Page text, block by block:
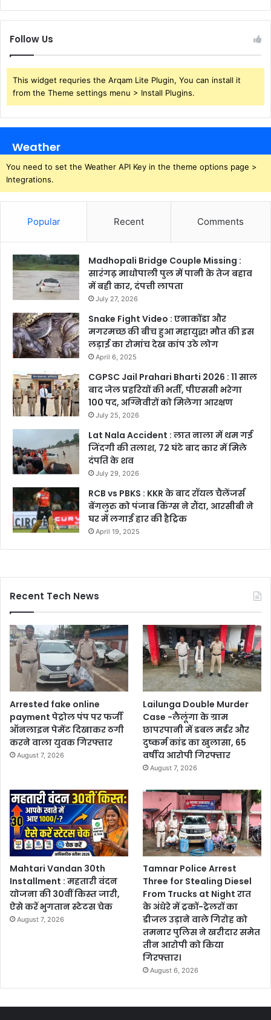
Follow Us
This widget requries the Arqam Lite Plugin, You can install it
from the Theme settings menu > Install Plugins.
Weather
You need to set the Weather API Key in the theme options page >
Integrations.
Popular Recent Comments
Madhopali Bridge Couple Missing :
सारंगढ़ माधोपाली पुल में पानी के तेज बहाव
में बही कार, दंपत्ती लापता
July 27, 2026
Snake Fight Video : एनाकोंडा और
मगरमच्छ की बीच हुआ महायुद्ध! मौत की इस
लड़ाई का रोमांच देख कांप उठे लोग
April 6, 2025
CGPSC Jail Prahari Bharti 2026 : 11 साल
बाद जेल प्रहरियों की भर्ती, पीएससी भरेगा
100 पद, अग्निवीरों को मिलेगा आरक्षण
July 25, 2026
Lat Nala Accident : लात नाला में थम गई
जिंदगी की तलाश, 72 घंटे बाद कार में मिले
दंपति के शव
July 29, 2026
RCB vs PBKS : KKR के बाद रॉयल चैलेंजर्स
बेंगलुरु को पंजाब किंग्स ने रौंदा, आरसीबी ने
घर में लगाई हार की हैट्रिक
April 19, 2025
Recent Tech News
Arrested fake online
payment पेट्रोल पंप पर फर्जी
ऑनलाइन पेमेंट दिखाकर ठगी
करने वाला युवक गिरफ्तार
August 7, 2026
Lailunga Double Murder
Case -लैलूंगा के ग्राम
छापरपानी में डबल मर्डर और
दुष्कर्म कांड का खुलासा, 65
वर्षीय आरोपी गिरफ्तार
August 7, 2026
Mahtari Vandan 30th
Installment : महतारी वंदन
योजना की 30वीं किस्त जारी,
ऐसे करें भुगतान स्टेटस चेक
August 7, 2026
Tamnar Police Arrest
Three for Stealing Diesel
From Trucks at Night रात
के अंधेरे में ट्रकों-ट्रेलरों का
डीजल उड़ाने वाले गिरोह को
तमनार पुलिस ने खरीदार समेत
तीन आरोपी को किया
गिरफ्तार।
August 6, 2026